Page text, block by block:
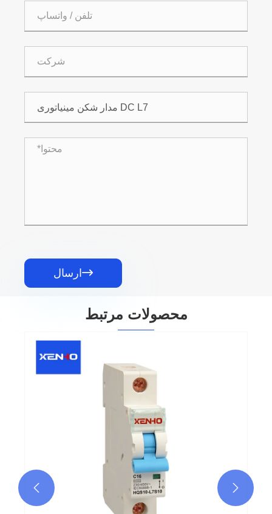
ارسال 
محصولات مرتبط
مدار شکن مینیاتوری DC L7 MCB
 